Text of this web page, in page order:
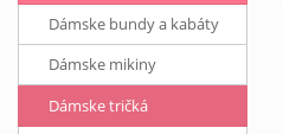
Dámske bundy a kabáty
Dámske mikiny
Dámske tričká